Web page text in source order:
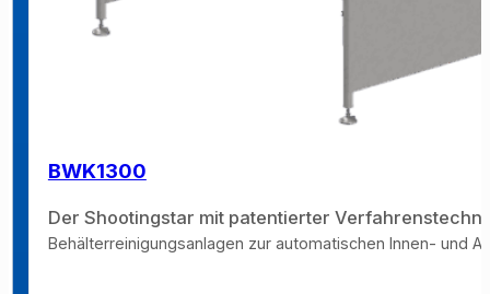
BWK1300
Der Shootingstar mit patentierter
Behälterreinigungsanlagen zur automatischen Innen- und